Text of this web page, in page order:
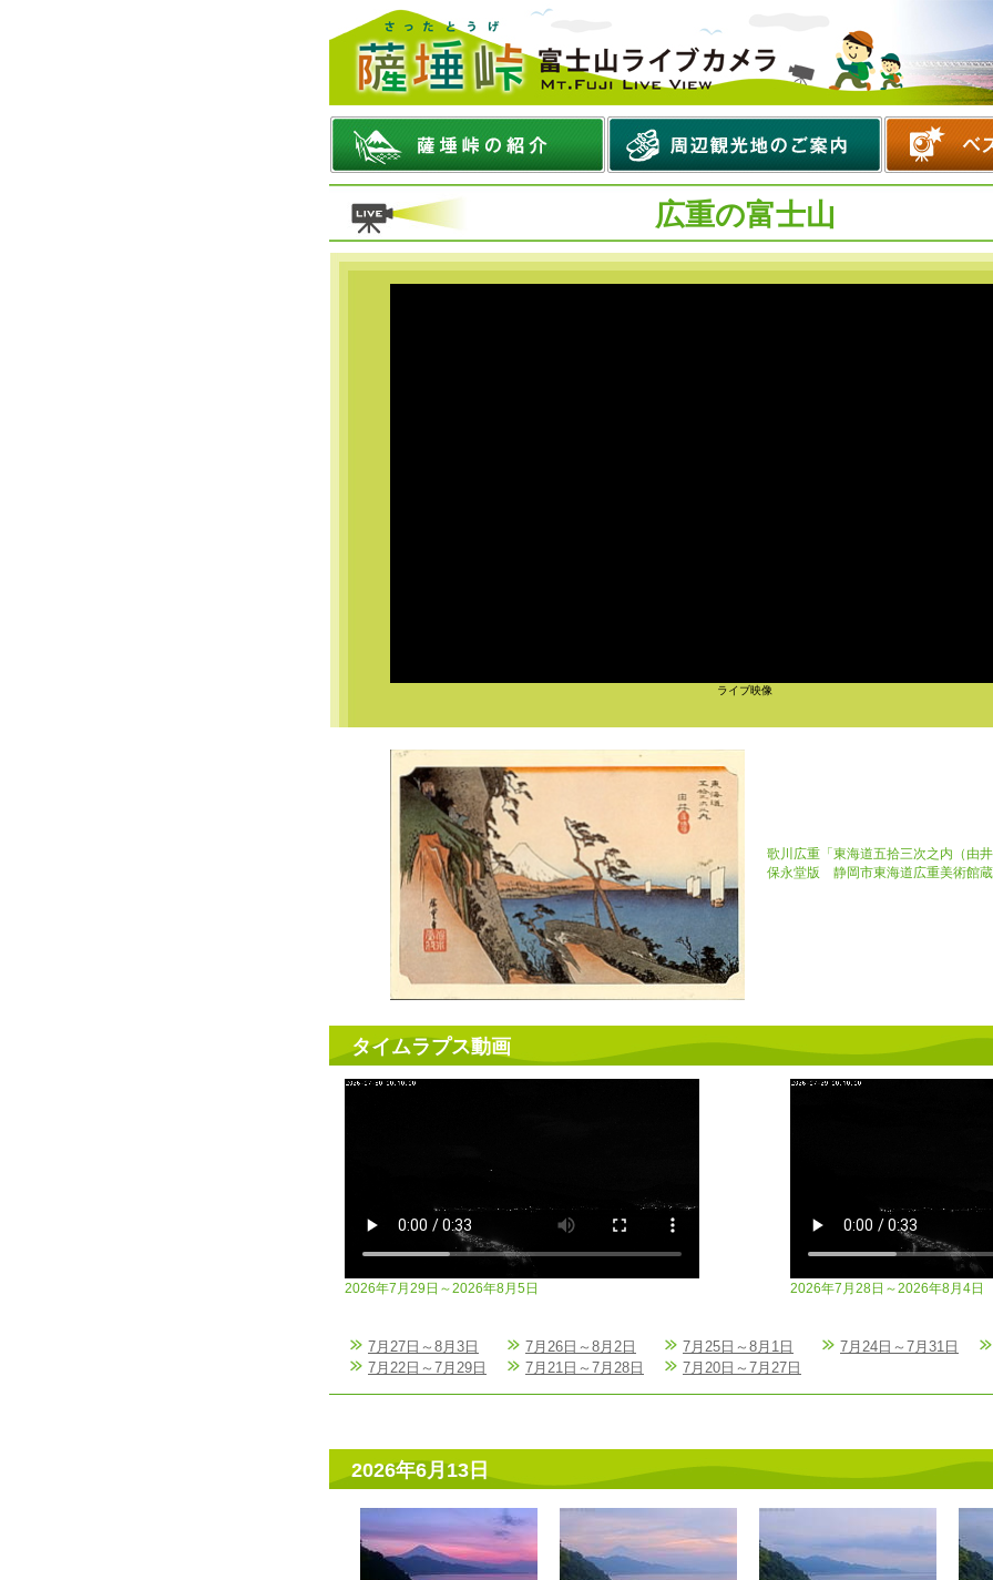
広重の富士山
ライブ映像
歌川広重「東海道五拾三次之内（由井
保永堂版 静岡市東海道広重美術館蔵
タイムラプス動画
2026年7月29日～2026年8月5日 2026年7月28日～2026年8月4日
7月27日～8月3日 7月26日～8月2日 7月25日～8月1日 7月24日～7月31日
7月22日～7月29日
7月21日～7月28日 7月20日～7月27日
2026年6月13日